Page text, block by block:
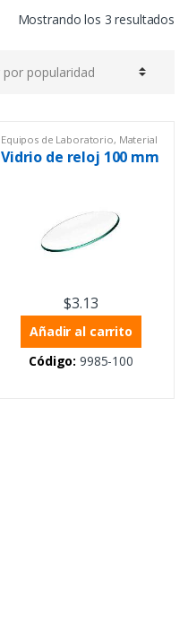
Mostrando los 3 resultados
Equipos de Laboratorio, Material
de vidrio PYREX®, Vidrio reloj
Vidrio de reloj 100 mm
$3.13
Añadir al carrito
Código: 9985-100